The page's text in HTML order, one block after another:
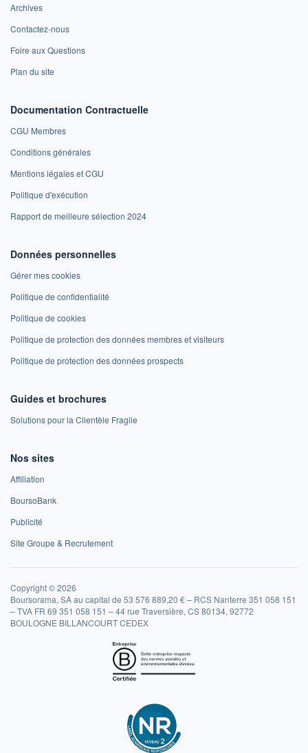
Archives
Contactez-nous
Foire aux Questions
Plan du site
Documentation Contractuelle
CGU Membres
Conditions générales
Mentions légales et CGU
Politique d'exécution
Rapport de meilleure sélection 2024
Données personnelles
Gérer mes cookies
Politique de confidentialité
Politique de cookies
Politique de protection des données membres et visiteurs
Politique de protection des données prospects
Guides et brochures
Solutions pour la Clientèle Fragile
Nos sites
Affiliation
BoursoBank
Publicité
Site Groupe & Recrutement
Copyright © 2026
Boursorama, SA au capital de 53 576 889,20 € – RCS Nanterre 351 058 151
– TVA FR 69 351 058 151 – 44 rue Traversière, CS 80134, 92772
BOULOGNE BILLANCOURT CEDEX